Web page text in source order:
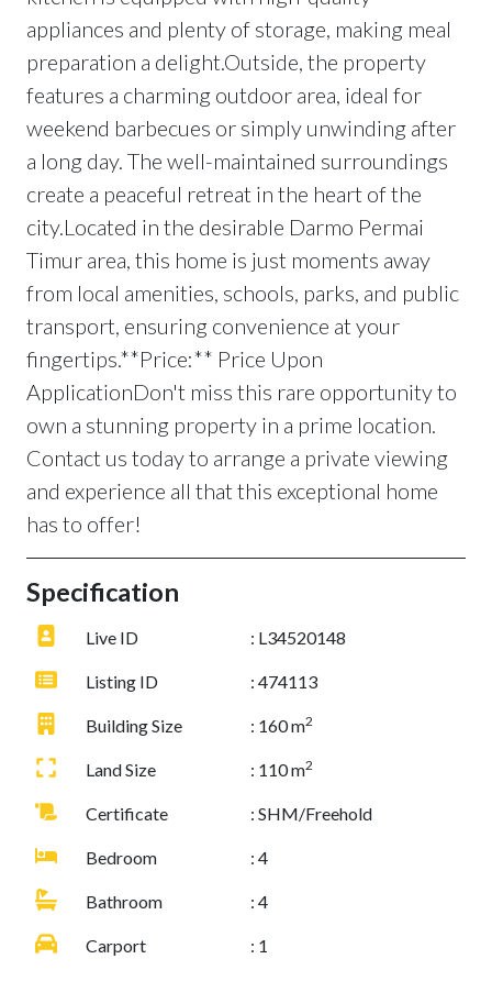
appliances and plenty of storage, making meal
preparation a delight.Outside, the property
features a charming outdoor area, ideal for
weekend barbecues or simply unwinding after
a long day. The well-maintained surroundings
create a peaceful retreat in the heart of the
city.Located in the desirable Darmo Permai
Timur area, this home is just moments away
from local amenities, schools, parks, and public
transport, ensuring convenience at your
fingertips.**Price:** Price Upon
ApplicationDon't miss this rare opportunity to
own a stunning property in a prime location.
Contact us today to arrange a private viewing
and experience all that this exceptional home
has to offer!
Specification
Live ID : L34520148
Listing ID : 474113
Building Size : 160 m2
Land Size : 110 m2
Certificate : SHM/Freehold
Bedroom : 4
Bathroom : 4
Carport : 1